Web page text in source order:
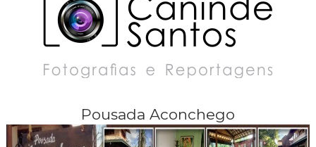
Pousada Aconchego